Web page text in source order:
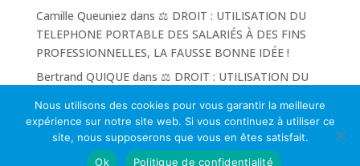
Camille Queuniez dans ⚖ DROIT : UTILISATION DU
TELEPHONE PORTABLE DES SALARIÉS À DES FINS
PROFESSIONNELLES, LA FAUSSE BONNE IDÉE !
Bertrand QUIQUEdans ⚖ DROIT : UTILISATION DU
PROFESSIONNELLES, LA FAUSSE BONNE IDÉE !
Nous utilisons des cookies pour vous garantir la meilleure
expérience sur notre site web. Si vous continuez à utiliser ce
site, nous supposerons que vous en êtes satisfait.
Ok
Politique de confidentialité